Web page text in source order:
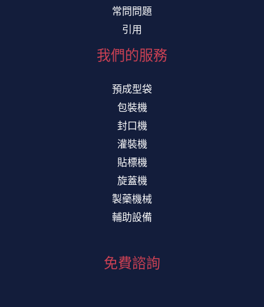
常問問題
引用
我們的服務
預成型袋
包裝機
封口機
灌裝機
貼標機
旋蓋機
製藥機械
輔助設備
免費諮詢